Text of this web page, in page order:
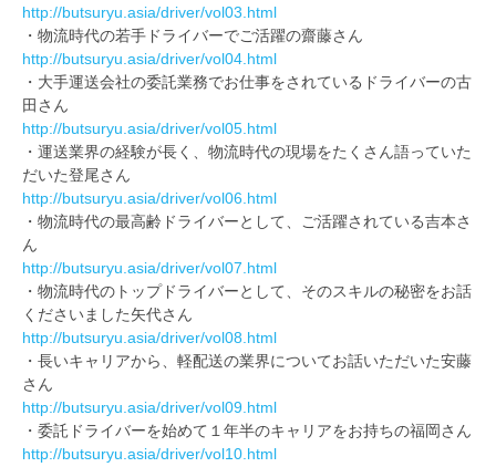
http://butsuryu.asia/driver/vol03.html
・物流時代の若手ドライバーでご活躍の齋藤さん
http://butsuryu.asia/driver/vol04.html
・大手運送会社の委託業務でお仕事をされているドライバーの古
田さん
http://butsuryu.asia/driver/vol05.html
・運送業界の経験が長く、物流時代の現場をたくさん語っていた
だいた登尾さん
http://butsuryu.asia/driver/vol06.html
・物流時代の最高齢ドライバーとして、ご活躍されている吉本さ
ん
http://butsuryu.asia/driver/vol07.html
・物流時代のトップドライバーとして、そのスキルの秘密をお話
くださいました矢代さん
http://butsuryu.asia/driver/vol08.html
・長いキャリアから、軽配送の業界についてお話いただいた安藤
さん
http://butsuryu.asia/driver/vol09.html
・委託ドライバーを始めて１年半のキャリアをお持ちの福岡さん
http://butsuryu.asia/driver/vol10.html